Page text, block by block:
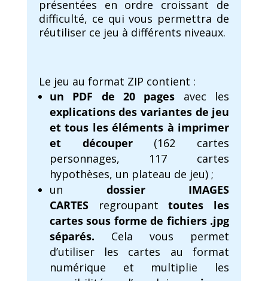
présentées en ordre croissant de
difficulté, ce qui vous permettra de
réutiliser ce jeu à différents niveaux.
Le jeu au format ZIP contient :
un PDF de 20 pages avec les
explications des variantes de jeu
et tous les éléments à imprimer
et découper (162 cartes
personnages, 117 cartes
hypothèses, un plateau de jeu) ;
un dossier IMAGES
CARTES
regroupanttoutes les
cartes sous forme de fichiers .jpg
séparés. Cela vous permet
d’utiliser les cartes au format
numérique et multiplie les